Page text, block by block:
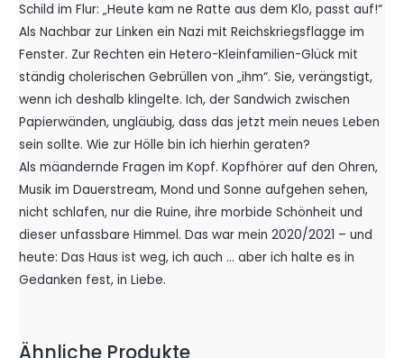
Schild im Flur: „Heute kam ne Ratte aus dem Klo, passt auf!“
Als Nachbar zur Linken ein Nazi mit Reichskriegsflagge im
Fenster. Zur Rechten ein Hetero-Kleinfamilien-Glück mit
ständig cholerischen Gebrüllen von „ihm“. Sie, verängstigt,
wenn ich deshalb klingelte. Ich, der Sandwich zwischen
Papierwänden, ungläubig, dass das jetzt mein neues Leben
sein sollte. Wie zur Hölle bin ich hierhin geraten?
Als mäandernde Fragen im Kopf. Kopfhörer auf den Ohren,
Musik im Dauerstream, Mond und Sonne aufgehen sehen,
nicht schlafen, nur die Ruine, ihre morbide Schönheit und
dieser unfassbare Himmel. Das war mein 2020/2021 – und
heute: Das Haus ist weg, ich auch … aber ich halte es in
Gedanken fest, in Liebe.
Ähnliche Produkte